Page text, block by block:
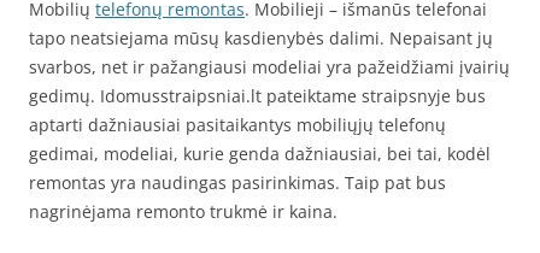
Mobilių telefonų remontas. Mobilieji – išmanūs telefonai
tapo neatsiejama mūsų kasdienybės dalimi. Nepaisant jų
svarbos, net ir pažangiausi modeliai yra pažeidžiami įvairių
gedimų. Idomusstraipsniai.lt pateiktame straipsnyje bus
aptarti dažniausiai pasitaikantys mobiliųjų telefonų
gedimai, modeliai, kurie genda dažniausiai, bei tai, kodėl
remontas yra naudingas pasirinkimas. Taip pat bus
nagrinėjama remonto trukmė ir kaina.